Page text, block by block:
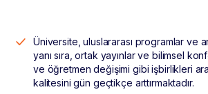
Üniversite, uluslararası programlar ve
yanı sıra, ortak yayınlar ve bilimsel
ve öğretmen değişimi gibi işbirlikleri
kalitesini gün geçtikçe arttırmaktadır.